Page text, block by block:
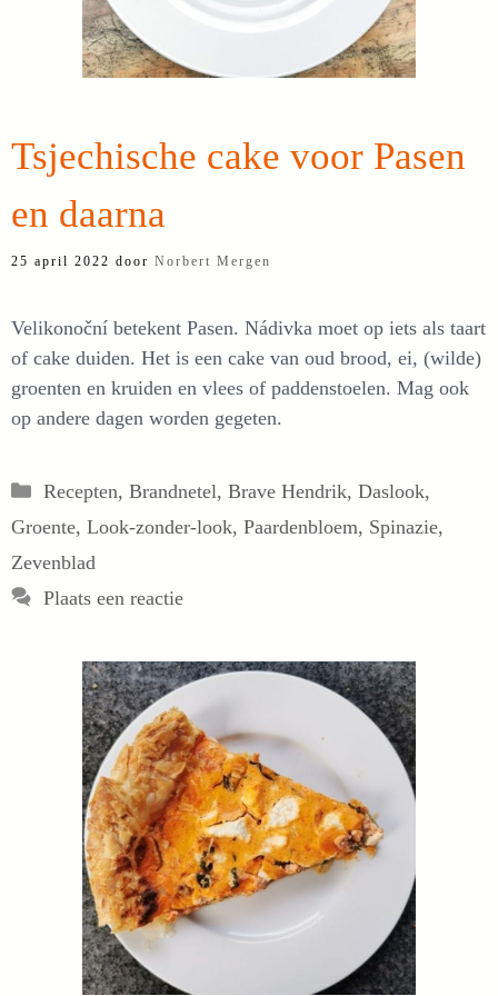
Tsjechische cake voor Pasen
en daarna
25 april 2022 door Norbert Mergen
Velikonoční betekent Pasen. Nádivka moet op iets als taart
of cake duiden. Het is een cake van oud brood, ei, (wilde)
groenten en kruiden en vlees of paddenstoelen. Mag ook
op andere dagen worden gegeten.
Categorieën
Recepten, Brandnetel, Brave Hendrik, Daslook,
Groente, Look-zonder-look, Paardenbloem, Spinazie,
Zevenblad
Plaats een reactie